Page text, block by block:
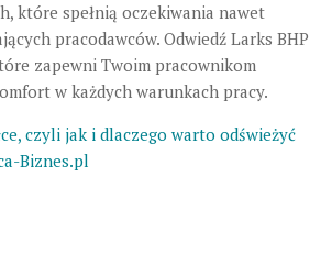
które spełnią oczekiwania nawet
pracodawców. Odwiedź Larks BHP
zapewni Twoim pracownikom
w każdych warunkach pracy.
czyli jak i dlaczego warto odświeżyć
Biznes.pl